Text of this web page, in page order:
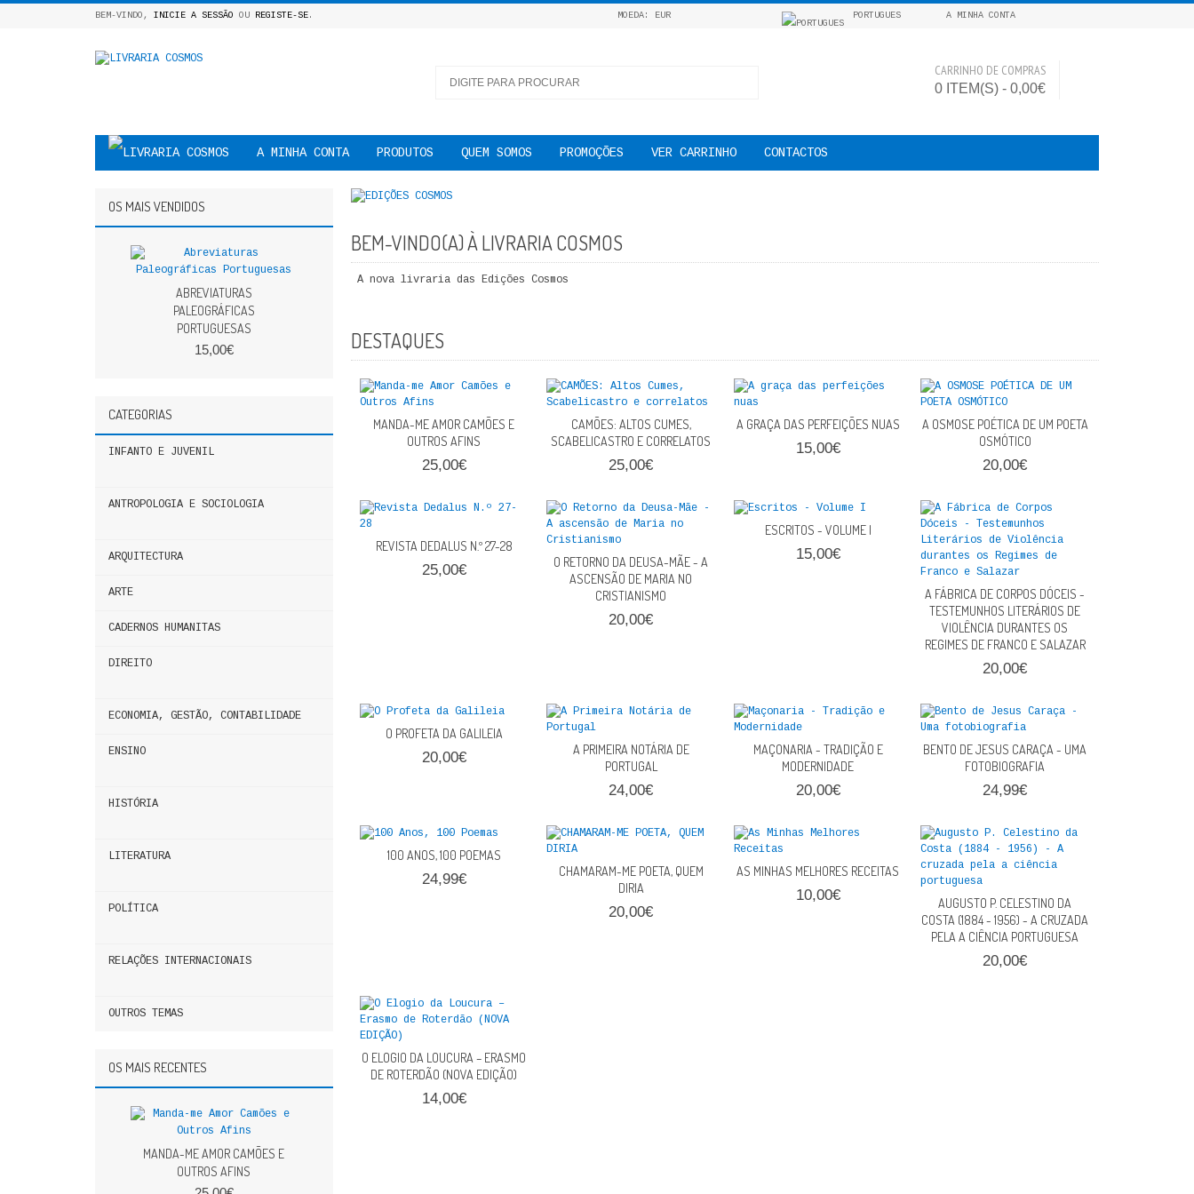
BEM-VINDO, INICIE A SESSÃO OU REGISTE-SE. MOEDA: EUR PORTUGUES A MINHA CONTA
CARRINHO DE COMPRAS
0 ITEM(S) - 0,00€
A MINHA CONTA PRODUTOS QUEM SOMOS PROMOÇÕES VER CARRINHO CONTACTOS
OS MAIS VENDIDOS
ABREVIATURAS
PALEOGRÁFICAS
PORTUGUESAS
15,00€
CATEGORIAS
INFANTO E JUVENIL
ANTROPOLOGIA E SOCIOLOGIA
ARQUITECTURA
ARTE
CADERNOS HUMANITAS
DIREITO
ECONOMIA, GESTÃO, CONTABILIDADE
ENSINO
HISTÓRIA
LITERATURA
POLÍTICA
RELAÇÕES INTERNACIONAIS
OUTROS TEMAS
OS MAIS RECENTES
MANDA-ME AMOR CAMÕES E
OUTROS AFINS
BEM-VINDO(A) À LIVRARIA COSMOS
A nova livraria das Edições Cosmos
DESTAQUES
MANDA-ME AMOR CAMÕES E
OUTROS AFINS
25,00€
CAMÕES: ALTOS CUMES,
SCABELICASTRO E CORRELATOS
25,00€
A GRAÇA DAS PERFEIÇÕES NUAS
15,00€
A OSMOSE POÉTICA DE UM POETA
OSMÓTICO
20,00€
REVISTA DEDALUS N.º 27-28
25,00€
O RETORNO DA DEUSA-MÃE - A
ASCENSÃO DE MARIA NO
CRISTIANISMO
20,00€
ESCRITOS - VOLUME I
15,00€
A FÁBRICA DE CORPOS DÓCEIS -
TESTEMUNHOS LITERÁRIOS DE
VIOLÊNCIA DURANTES OS
REGIMES DE FRANCO E SALAZAR
20,00€
O PROFETA DA GALILEIA
20,00€
A PRIMEIRA NOTÁRIA DE
PORTUGAL
24,00€
MAÇONARIA - TRADIÇÃO E
MODERNIDADE
20,00€
BENTO DE JESUS CARAÇA - UMA
FOTOBIOGRAFIA
24,99€
100 ANOS, 100 POEMAS
24,99€
CHAMARAM-ME POETA, QUEM
DIRIA
20,00€
AS MINHAS MELHORES RECEITAS
10,00€
AUGUSTO P. CELESTINO DA
COSTA (1884 - 1956) - A CRUZADA
PELA A CIÊNCIA PORTUGUESA
20,00€
O ELOGIO DA LOUCURA – ERASMO
DE ROTERDÃO (NOVA EDIÇÃO)
14,00€